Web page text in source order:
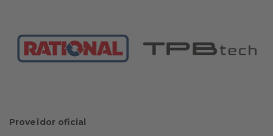
Proveïdor oficial